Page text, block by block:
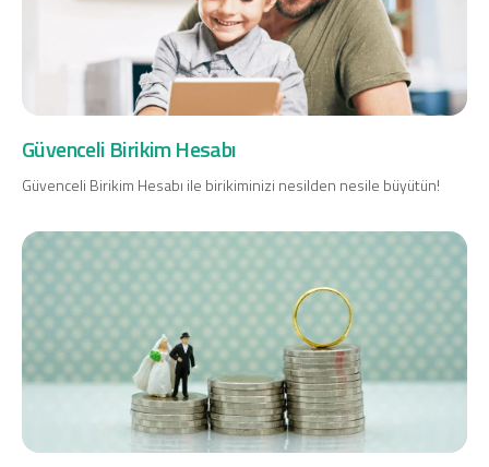
Güvenceli Birikim Hesabı
Güvenceli Birikim Hesabı ile birikiminizi nesilden nesile büyütün!